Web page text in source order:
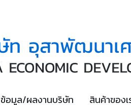
ข้อมูล/ผลงานบริษัท สินค้าของ